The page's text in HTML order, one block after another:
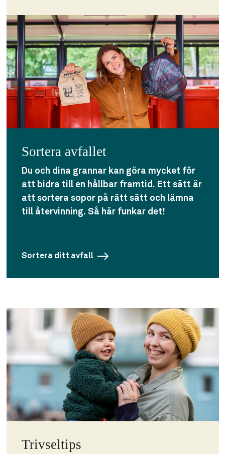
Sortera avfallet
Du och dina grannar kan göra mycket för
att bidra till en hållbar framtid. Ett sätt är
att sortera sopor på rätt sätt och lämna
till återvinning. Så här funkar det!
Sortera ditt avfall
Trivseltips